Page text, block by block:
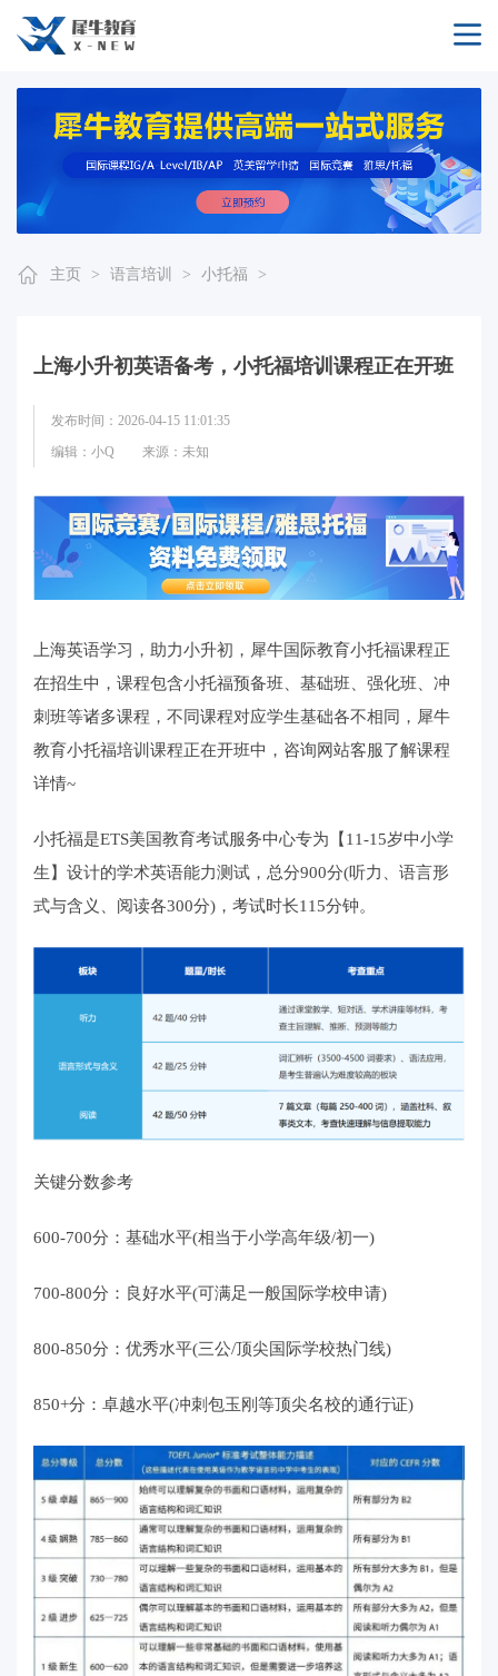
主页 > 语言培训 > 小托福 >
上海小升初英语备考，小托福培训课程正在开班
发布时间：2026-04-15 11:01:35
编辑：小Q
来源：未知
上海英语学习，助力小升初，犀牛国际教育小托福课程正
在招生中，课程包含小托福预备班、基础班、强化班、冲
刺班等诸多课程，不同课程对应学生基础各不相同，犀牛
教育小托福培训课程正在开班中，咨询网站客服了解课程
详情~
小托福是ETS美国教育考试服务中心专为【11-15岁中小学
生】设计的学术英语能力测试，总分900分(听力、语言形
式与含义、阅读各300分)，考试时长115分钟。
关键分数参考
600-700分：基础水平(相当于小学高年级/初一)
700-800分：良好水平(可满足一般国际学校申请)
800-850分：优秀水平(三公/顶尖国际学校热门线)
850+分：卓越水平(冲刺包玉刚等顶尖名校的通行证)